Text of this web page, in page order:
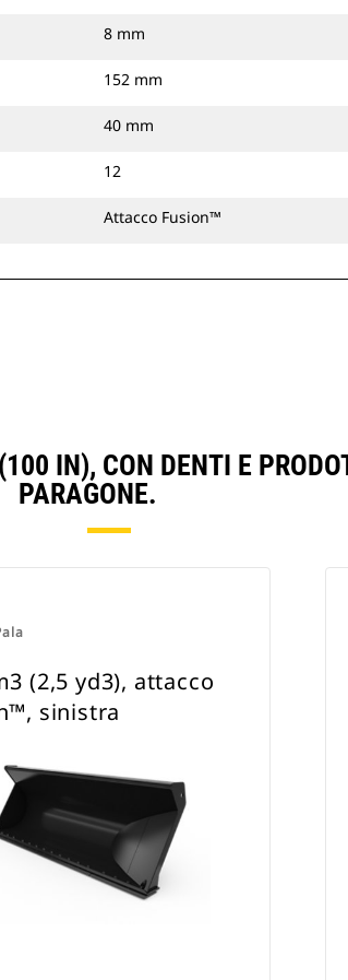
8 mm
152 mm
40 mm
12
Attacco Fusion™
IN), CON DENTI E
PARAGONE.
(2,5 yd3), attacco
sinistra